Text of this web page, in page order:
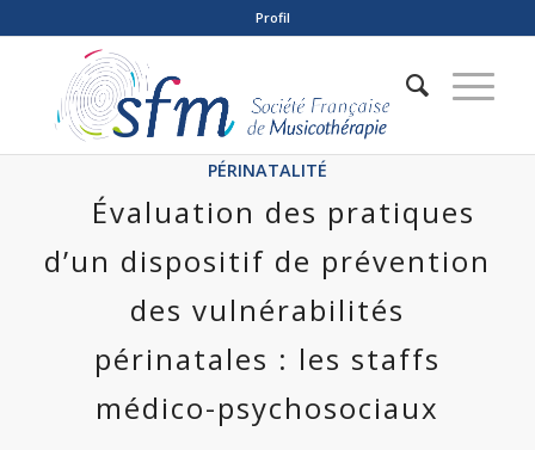
Profil
PÉRINATALITÉ
Évaluation des pratiques
d’un dispositif de prévention
des vulnérabilités
périnatales : les staffs
médico-psychosociaux